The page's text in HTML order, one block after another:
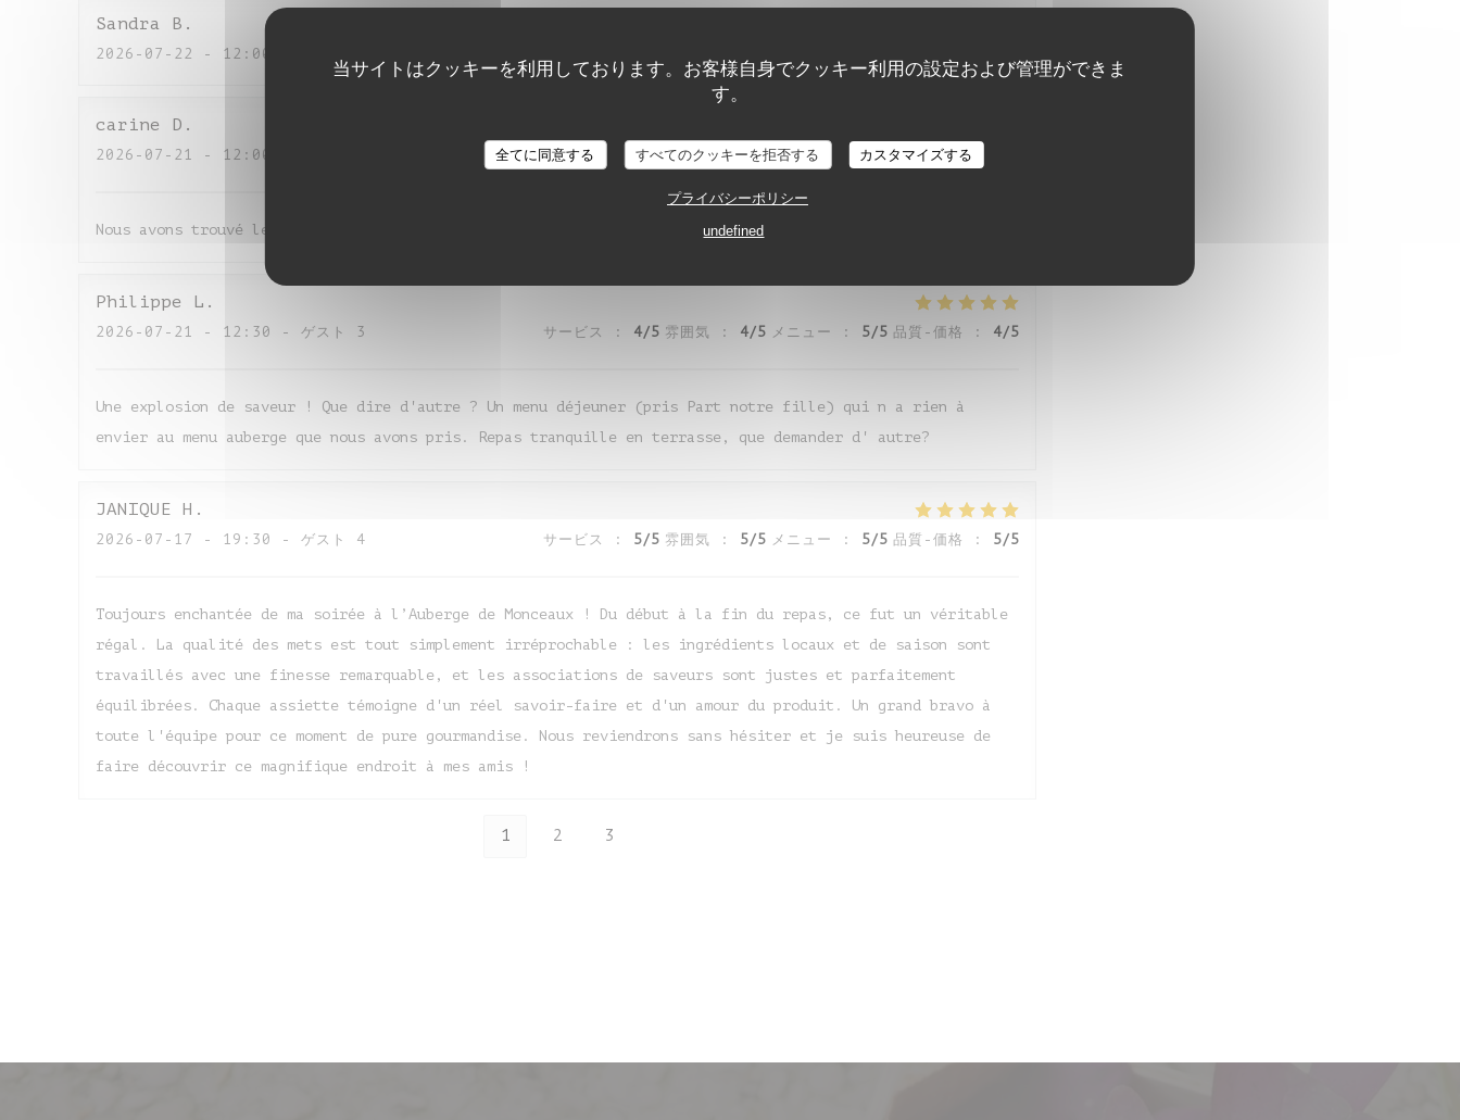
当サイトはクッキーを利用しております。お客様自身でクッキー利用の設定および管理ができま
す。
全てに同意する すべてのクッキーを拒否する カスタマイズする
プライバシーポリシー
undefined
Sandra B
2026-07-22 - 12:00 - ゲスト 5
carine D
2026-07-21 - 12:00 - ゲスト 4 サービス 5/5 雰囲気: 5/5 メニュー 5/5 品質-価格:
Nous avons trouvé le restaurant excellent le cadre est super et personnel au top
Philippe L
2026-07-21 - 12:30 - ゲスト 3 サービス : 4/5 雰囲気 : 4/5 メニュー : 5/5 品質-価格 : 4/5
Une explosion de saveur ! Que dire d'autre ? Un menu déjeuner (pris Part notre fille) qui n a rien à
envier au menu auberge que nous avons pris. Repas tranquille en terrasse, que demander d' autre?
JANIQUE H
2026-07-17 - 19:30 - ゲスト 4 サービス : 5/5 雰囲気 : 5/5 メニュー : 5/5 品質-価格 : 5/5
Toujours enchantée de ma soirée à l’Auberge de Monceaux ! Du début à la fin du repas, ce fut un véritable
régal. La qualité des mets est tout simplement irréprochable : les ingrédients locaux et de saison sont
travaillés avec une finesse remarquable, et les associations de saveurs sont justes et parfaitement
équilibrées. Chaque assiette témoigne d'un réel savoir-faire et d'un amour du produit. Un grand bravo à
toute l'équipe pour ce moment de pure gourmandise. Nous reviendrons sans hésiter et je suis heureuse de
faire découvrir ce magnifique endroit à mes amis !
1 2 3
Auberge de Monceaux